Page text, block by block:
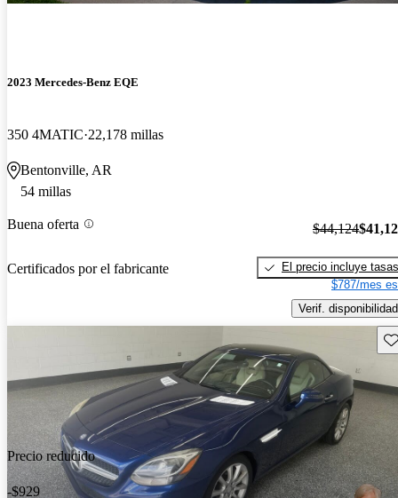
2023 Mercedes-Benz EQE
350 4MATIC 22,178 millas
Bentonville, AR
54 millas
Buena oferta
Certificados por el fabricante
$44,124
El precio incluye tasas
$787/mes
Verif. disponibilidad
Precio reducido
-$929